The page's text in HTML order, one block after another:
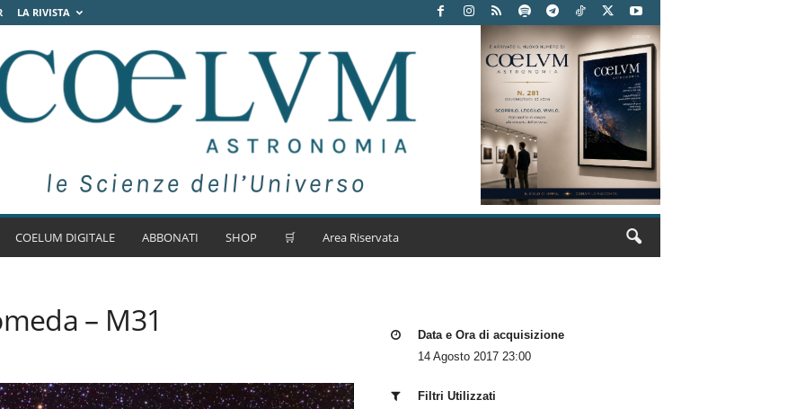
LA RIVISTA
COELUM DIGITALE ABBONATI SHOP 🛒 Area Riservata
– M31
Data e Ora di acquisizione
14 Agosto 2017 23:00
Filtri Utilizzati